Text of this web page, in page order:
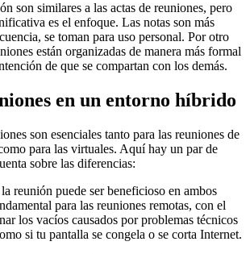
son similares a las actas de reuniones, pero
es el enfoque. Las notas son más
se toman para uso personal. Por otro
están organizadas de manera más formal
de que se compartan con los demás.
en un entorno híbrido
son esenciales tanto para las reuniones de
para las virtuales. Aquí hay un par de
sobre las diferencias:
reunión puede ser beneficioso en ambos
para las reuniones remotas, con el
los vacíos causados por problemas técnicos
si tu pantalla se congela o se corta Internet.